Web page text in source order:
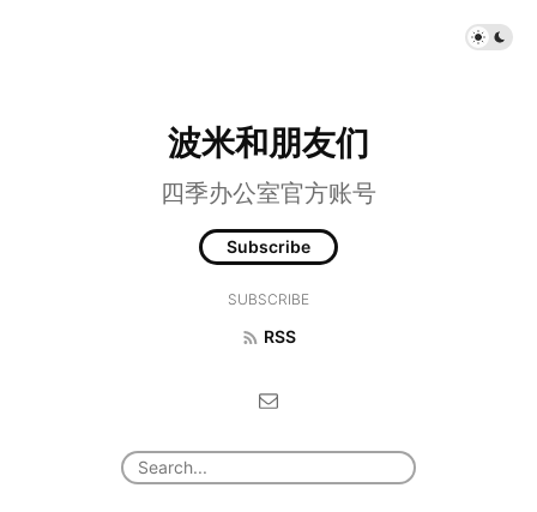
波米和朋友们
四季办公室官方账号
Subscribe
SUBSCRIBE
RSS